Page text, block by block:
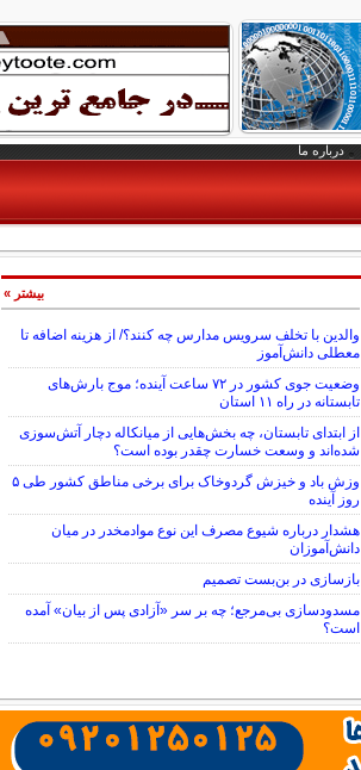
درباره ما
والدین با تخلف سرویس مدارس چه کنند؟/ از هزینه اضافه تا
معطلی دانش‌آموز
وضعیت جوی کشور در ۷۲ ساعت آینده؛ موج بارش‌های
تابستانه در راه ۱۱ استان
از ابتدای تابستان، چه بخش‌هایی از میانکاله دچار آتش‌سوزی
شده‌اند و وسعت خسارت چقدر بوده است؟
وزش باد و خیزش گردوخاک برای برخی مناطق کشور طی ۵
روز آینده
هشدار درباره شیوع مصرف این نوع موادمخدر در میان
دانش‌آموزان
بازسازی در بن‌بست تصمیم
مسدودسازی بی‌مرجع؛ چه بر سر «آزادی پس از بیان» آمده
است؟
بیشتر »